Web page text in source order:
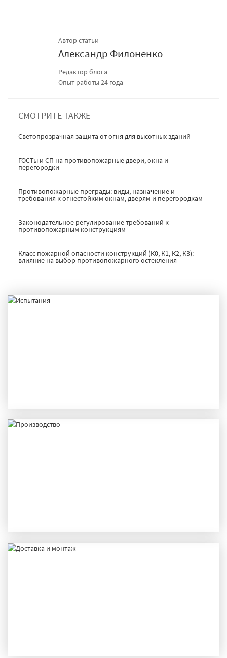
Автор статьи
Александр Филоненко
Редактор блога
Опыт работы 24 года
СМОТРИТЕ ТАКЖЕ
Светопрозрачная защита от огня для высотных зданий
ГОСТы и СП на противопожарные двери, окна и
перегородки
Противопожарные преграды: виды, назначение и
требования к огнестойким окнам, дверям и перегородкам
Законодательное регулирование требований к
противопожарным конструкциям
Класс пожарной опасности конструкций (К0, К1, К2, К3):
влияние на выбор противопожарного остекления